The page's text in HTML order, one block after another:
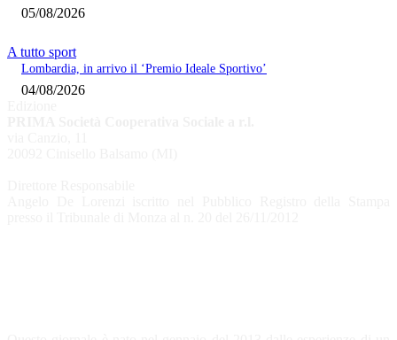
05/08/2026
A tutto sport
Lombardia, in arrivo il ‘Premio Ideale Sportivo’
04/08/2026